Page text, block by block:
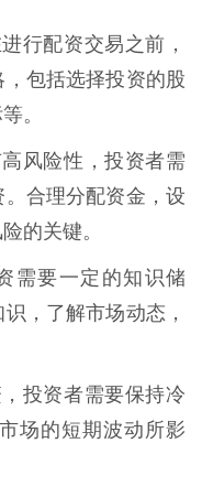
行配资交易之前，
包括选择投资的股
。
风险性，投资者需
合理分配资金，设
的关键。
需要一定的知识储
，了解市场动态，
投资者需要保持冷
场的短期波动所影